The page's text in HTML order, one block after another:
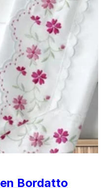
Bordatto